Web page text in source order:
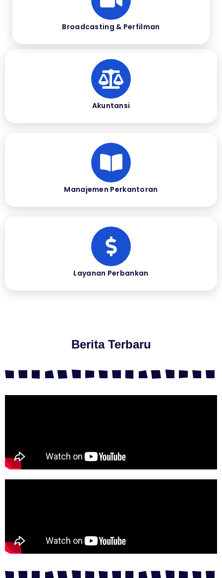
Broadcasting & Perfilman
Akuntansi
Manajemen Perkantoran
Layanan Perbankan
Berita Terbaru